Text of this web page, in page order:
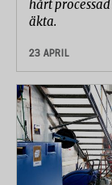
hårt
äkta.
23 APRIL